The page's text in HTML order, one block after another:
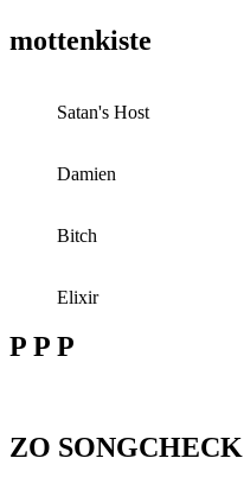
mottenkiste
Satan's Host
Damien
Bitch
Elixir
P P P
ZO SONGCHECK